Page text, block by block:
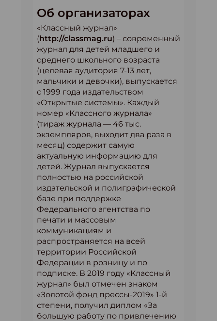
Об организаторах
«Классный журнал»
(http://classmag.ru) – современный
журнал для детей младшего и
среднего школьного возраста
(целевая аудитория 7-13 лет,
мальчики и девочки), выпускается
с 1999 года издательством
«Открытые системы». Каждый
номер «Классного журнала»
(тираж журнала — 46 тыс.
экземпляров, выходит два раза в
месяц) содержит самую
актуальную информацию для
детей. Журнал выпускается
полностью на российской
издательской и полиграфической
базе при поддержке
Федерального агентства по
печати и массовым
коммуникациям и
распространяется на всей
территории Российской
Федерации в розницу и по
подписке. В 2019 году «Классный
журнал» был отмечен знаком
«Золотой фонд прессы-2019» 1-й
степени, получил диплом «За
большую работу по привлечению